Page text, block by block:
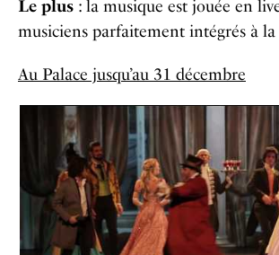
Le plus : la musique est jouée en
musiciens parfaitement intégrés à la
Au Palace jusqu’au 31 décembre